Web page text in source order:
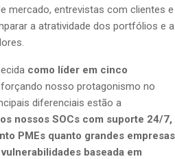
mercado, entrevistas com clientes e
a atratividade dos portfólios e a
como líder em cinco
nosso protagonismo no
diferenciais estão a
nossos SOCs com suporte 24/7,
PMEs quanto grandes empresas
baseada em